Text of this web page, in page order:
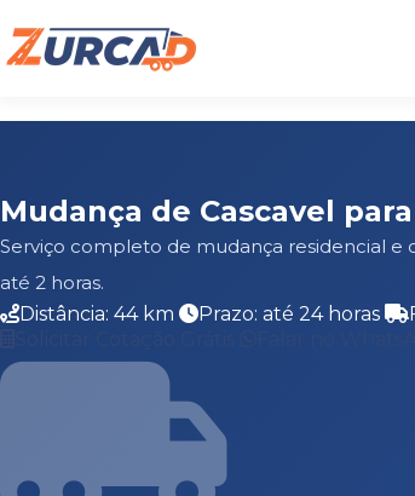
Mudança de Cascavel
Serviço completo de mudança residencial e
até 2 horas.
Distância: 44 km
Prazo: até 24 horas